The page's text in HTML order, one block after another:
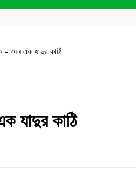
– যেন এক যাদুর কাঠি
যাদুর কাঠি